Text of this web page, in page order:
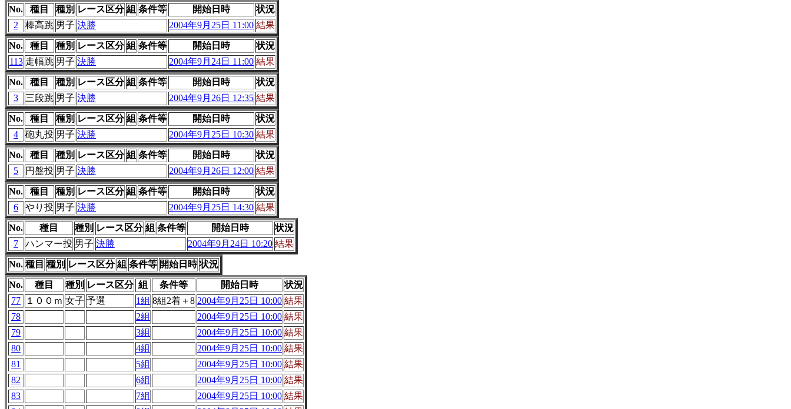
No. 種目 種別 レース区分 組 条件等 開始日時
状況
2
棒高跳 男子 決勝 2004年9月25日 11:00 結果
No. 種目 種別 レース区分 組 条件等 開始日時
状況
113 走幅跳 男子 決勝 2004年9月24日 11:00 結果
No. 種目 種別 レース区分 組 条件等 開始日時
状況
3
三段跳 男子 決勝 2004年9月26日 12:35 結果
No. 種目 種別 レース区分 組 条件等 開始日時
状況
4
砲丸投 男子 決勝 2004年9月25日 10:30 結果
No. 種目 種別 レース区分 組 条件等 開始日時
状況
5
円盤投 男子 決勝 2004年9月26日 12:00 結果
No. 種目 種別 レース区分 組 条件等 開始日時
状況
6
やり投 男子 決勝 2004年9月25日 14:30 結果
No. 種目 種別 レース区分 組 条件等 開始日時
状況
7
ハンマー投 男子 決勝 2004年9月24日 10:20 結果
No. 種目 種別 レース区分 組 条件等 開始日時 状況
No. 種目 種別 レース区分 組 条件等 開始日時
状況
77
１００ｍ 女子 予選 1組 8組2着＋8 2004年9月25日 10:00 結果
78
2組 2004年9月25日 10:00 結果
79
3組 2004年9月25日 10:00 結果
80
4組 2004年9月25日 10:00 結果
81
5組 2004年9月25日 10:00 結果
82
6組 2004年9月25日 10:00 結果
83
7組 2004年9月25日 10:00 結果